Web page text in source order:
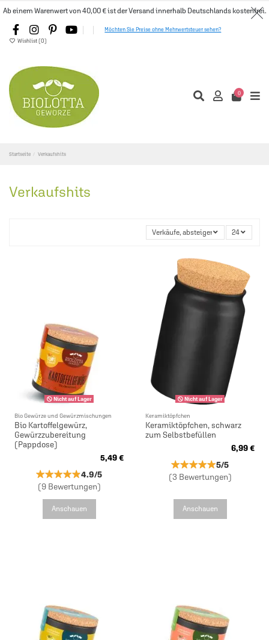
Ab einem Warenwert von 40,00 € ist der Versand innerhalb Deutschlands kostenfrei.
Möchten Sie Preise ohne Mehrwertsteuer sehen?
Wishlist (0)
0
Startseite Verkaufshits
Verkaufshits
Verkäufe, absteigend sortiert
24
Nicht auf Lager
Bio Gewürze und Gewürzmischungen
Bio Kartoffelgewürz,
Gewürzzubereitung
(Pappdose)
5,49 €
★★★★★
★★★★★4.9/5
(9 Bewertungen)
Anschauen
Nicht auf Lager
Keramiktöpfchen
Keramiktöpfchen, schwarz
zum Selbstbefüllen
6,99 €
★★★★★
★★★★★5/5
(3 Bewertungen)
Anschauen